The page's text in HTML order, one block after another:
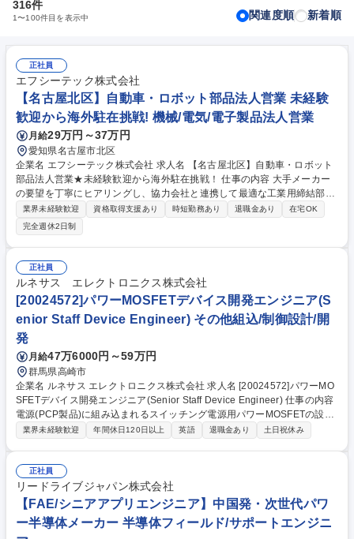
316件
1〜100件目を表示中 関連度順 新着順
正社員
エフシーテック株式会社
【名古屋北区】自動車・ロボット部品法人営業 未経験
歓迎から海外駐在挑戦! 機械/電気/電子製品法人営業
月給29万円～37万円
愛知県名古屋市北区
企業名 エフシーテック株式会社 求人名 【名古屋北区】自動車・ロボット
部品法人営業★未経験歓迎から海外駐在挑戦！ 仕事の内容 大手メーカー
の要望を丁寧にヒアリングし、協力会社と連携して最適な工業用締結部品
（ネジ等）を提案する法人営業です。業界未経験・知識ゼロからでも、先
輩の同行やＯＪＴで専門知識を着実に身につけられます。 既存顧客への深
耕から新規開拓、改善提案まで幅広い営業活動を担当します。調達から営
業まで一気通貫で携わるため、商社パーソンとしての基礎力が早期に身に
つきます。将来的にはタイや中国など海外拠点で勤務するチャンスもあ
り、未経験でもグローバルなキャリアを描けます。年間休日121日/土日休
みで、残業は月約20時間程。プライベートの時間をしっかり確保し、あな
たのペースで着実に成長できる環境です。 募集職種 【名古屋北区】自動
車・ロボット部品法人営業★未経験歓迎から海外駐在挑戦！
業界未経験歓迎 資格取得支援あり 時短勤務あり 退職金あり
在宅OK
完全週休2日制
正社員
ルネサス エレクトロニクス株式会社
[20024572]パワーMOSFETデバイス開発エンジニア(S
enior Staff Device Engineer) その他組込/制御設計/開
発
月給47万6000円～59万円
群馬県高崎市
企業名 ルネサス エレクトロニクス株式会社 求人名 [20024572]パワーMO
SFETデバイス開発エンジニア(Senior Staff Device Engineer) 仕事の内容
電源(PCP製品)に組み込まれるスイッチング電源用パワーMOSFETの設計
を行っている部署にて、12V～80V用途向けの最先端スイッチング電源用
ポジションです。下記業務例 ■高性能・高信頼性のパワースイッチングデ
バイス技術の新規開発 ■プロセスエンジニアと連携した新規プロセスフロ
ーおよび設計ルールの策定 ■TCADシミュレーションを用いた設計・プロ
セス条件の検討および最適化 ■歩留まりに影響する重要設計パラメータ・
プロセス感度の特定 など 募集職種 [20024572]パワーMOSFETデバイス開
業界未経験歓迎 年間休日120日以上 英語 退職金あり 土日祝休み
正社員
リードライブジャパン株式会社
【FAE/シニアアプリエンジニア】中国発・次世代パワ
ー半導体メーカー 半導体フィールド/サポートエンジニ